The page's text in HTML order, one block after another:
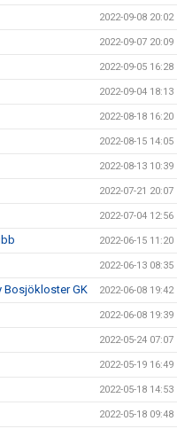
2022-09-08 20:02
2022-09-07 20:09
2022-09-05 16:28
2022-09-04 18:13
2022-08-18 16:20
2022-08-15 14:05
2022-08-13 10:39
2022-07-21 20:07
2022-07-04 12:56
2022-06-15 11:20
2022-06-13 08:35
Bosjökloster GK 2022-06-08 19:42
2022-06-08 19:39
2022-05-24 07:07
2022-05-19 16:49
2022-05-18 14:53
2022-05-18 09:48